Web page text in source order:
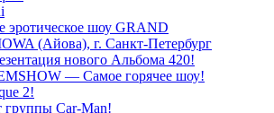
эротическое шоу GRAND
(Айова), г. Санкт-Петербург
нового Альбома 420!
— Самое горячее шоу!
2!
группы Car-Man!